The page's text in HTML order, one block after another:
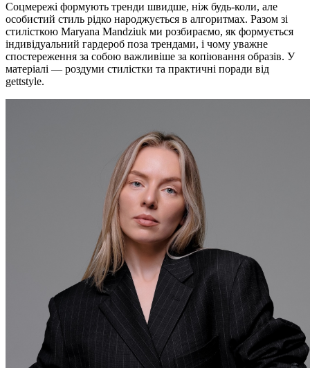
Соцмережі формують тренди швидше, ніж будь-коли, але
особистий стиль рідко народжується в алгоритмах. Разом зі
стилісткою Maryana Mandziuk ми розбираємо, як формується
індивідуальний гардероб поза трендами, і чому уважне
спостереження за собою важливіше за копіювання образів. У
матеріалі — роздуми стилістки та практичні поради від
gettstyle.